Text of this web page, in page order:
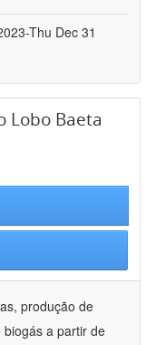
Thu Dec 31
Lobo Baeta
produção de
a partir de